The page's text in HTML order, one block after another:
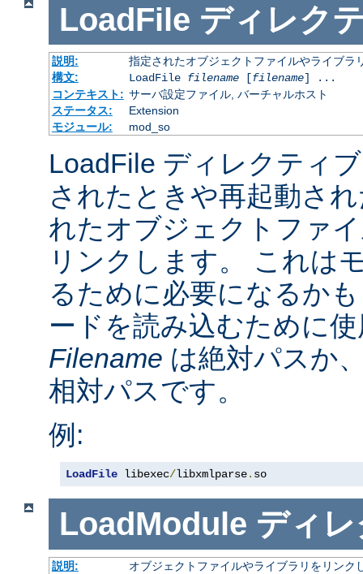
LoadFile ディレク
説明:
指定されたオブジェクトファイルやライブラ
構文:
LoadFile filename[filename] ...
コンテキスト: サーバ設定ファイル, バーチャルホスト
ステータス:
Extension
モジュール:
mod_so
LoadFile ディレクティ
されたときや再起動さ
れたオブジェクトファ
リンクします。 これは
るために必要になるか
ードを読み込むために
Filename は絶対パスか
相対パスです。
例:
LoadFile libexec/libxmlparse. so
LoadModule ディ
説明:
オブジェクトファイルやライブラリをリン